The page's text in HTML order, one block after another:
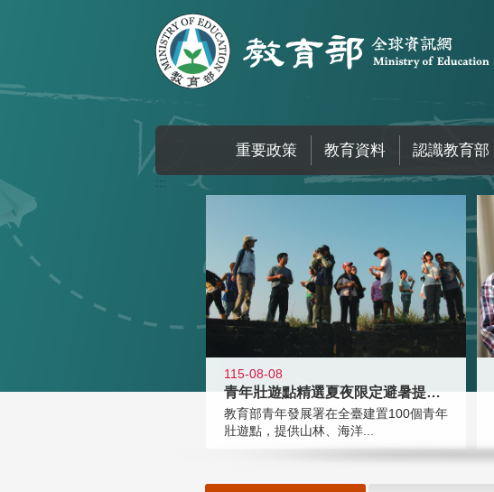
重要政策 教育資料 認識教育部
:::
115-08-08
青年壯遊點精選夏夜限定避暑提案 漫
教育部青年發展署在全臺建置100個青年
壯遊點，提供山林、海洋...